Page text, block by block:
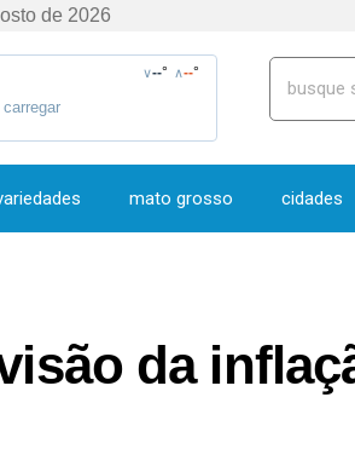
∨--° ∧--°
mato grosso cidades
de 2026
da